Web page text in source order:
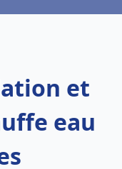
et
eau